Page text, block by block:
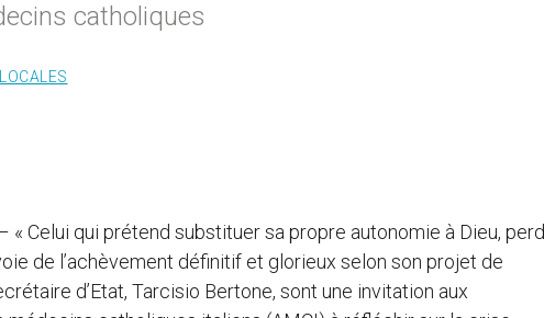
catholiques
« Celui qui prétend substituer sa propre autonomie à Dieu, perd
de l’achèvement définitif et glorieux selon son projet de
d’Etat, Tarcisio Bertone, sont une invitation aux